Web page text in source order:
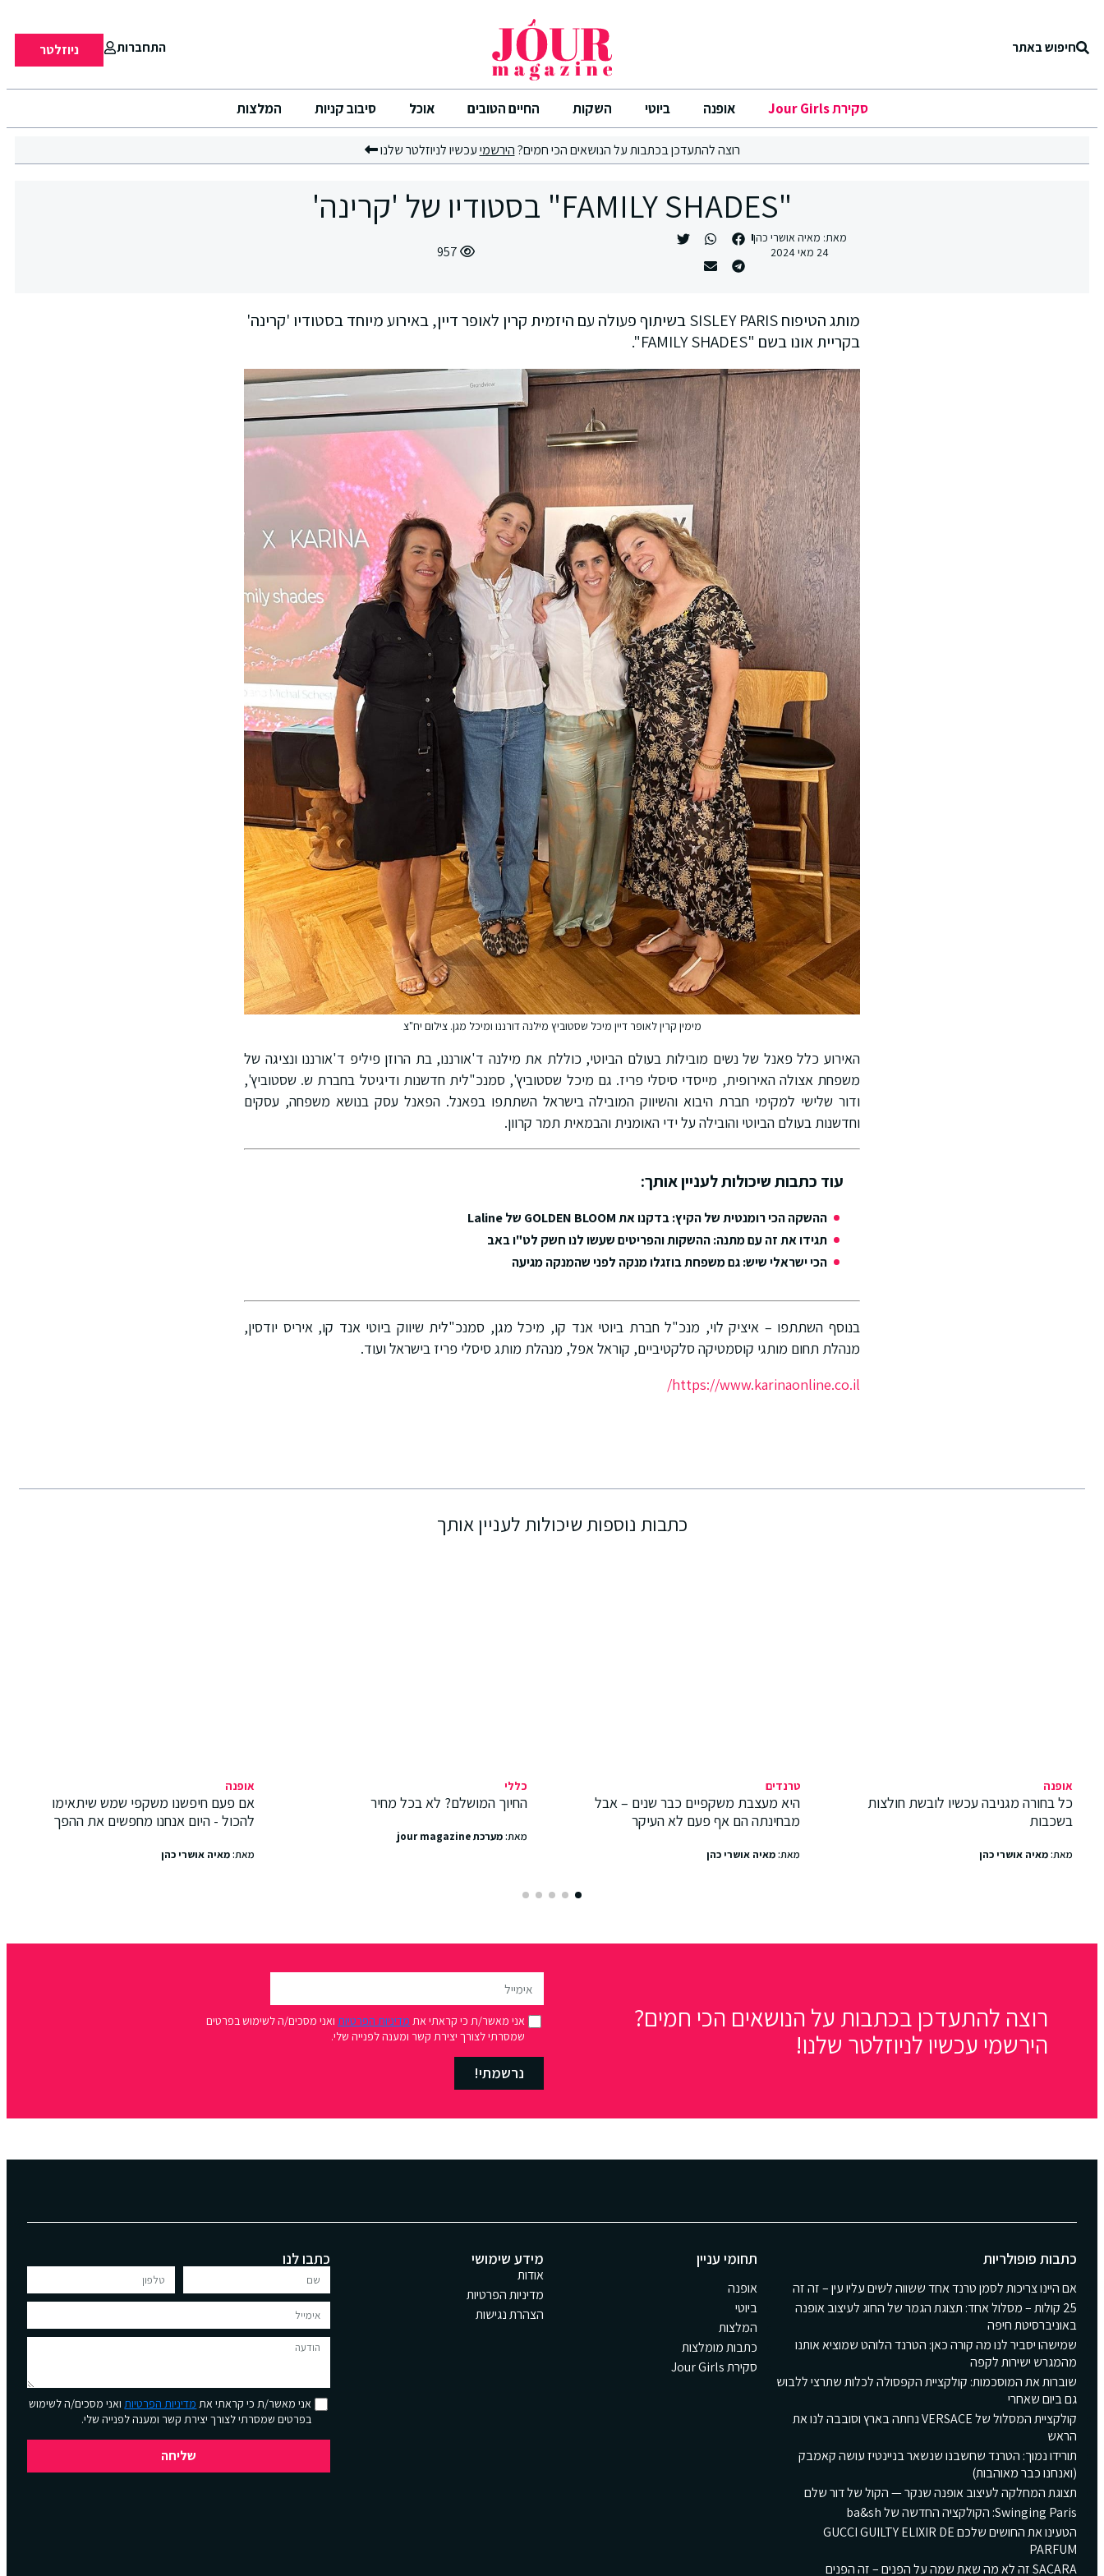
חיפוש באתר התחברות ניוזלטר
סקירת Jour Girls אופנה ביוטי השקות החיים הטובים אוכל סיבוב קניות המלצות
רוצה להתעדכן בכתבות על הנושאים הכי חמים?הירשמיעכשיו לניוזלטר שלנו
"FAMILY SHADES" בסטודיו של 'קרינה'
מאת: מאיה אושרי כהן
24 מאי 2024
957
מותג הטיפוח SISLEY PARIS בשיתוף פעולה עם היזמית קרין לאופר דיין, באירוע מיוחד בסטודיו 'קרינה'
בקריית אונו בשם "FAMILY SHADES".
מימין קרין לאופר דיין מיכל שסטוביץ מילנה דורננו ומיכל מגן. צילום יח"צ
האירוע כלל פאנל של נשים מובילות בעולם הביוטי, כוללת את מילנה ד'אורננו, בת הרוזן פיליפ ד'אורננו ונציגה של
משפחת אצולה האירופית, מייסדי סיסלי פריז. גם מיכל שסטוביץ', סמנכ"לית חדשנות ודיגיטל בחברת ש. שסטוביץ',
ודור שלישי למקימי חברת היבוא והשיווק המובילה בישראל השתתפו בפאנל. הפאנל עסק בנושא משפחה, עסקים
וחדשנות בעולם הביוטי והובילה על ידי האומנית והבמאית תמר קרוון.
עוד כתבות שיכולות לעניין אותך:
ההשקה הכי רומנטית של הקיץ: בדקנו את GOLDEN BLOOM של Laline
תגידו את זה עם מתנה: ההשקות והפריטים שעשו לנו חשק לט"ו באב
הכי ישראלי שיש: גם משפחת בוזגלו מנקה לפני שהמנקה מגיעה
בנוסף השתתפו – איציק לוי, מנכ"ל חברת ביוטי אנד קו, מיכל מגן, סמנכ"לית שיווק ביוטי אנד קו, איריס יודסין,
מנהלת תחום מותגי קוסמטיקה סלקטיביים, קוראל אפל, מנהלת מותג סיסלי פריז בישראל ועוד.
https://www.karinaonline.co.il/
כתבות נוספות שיכולות לעניין אותך
אופנה
כל בחורה מגניבה עכשיו לובשת חולצות
בשכבות
מאת:מאיה אושרי כהן
טרנדים
היא מעצבת משקפיים כבר שנים – אבל
מבחינתה הם אף פעם לא העיקר
מאת:מאיה אושרי כהן
כללי
החיוך המושלם? לא בכל מחיר
מאת:מערכת jour magazine
אופנה
אם פעם חיפשנו משקפי שמש שיתאימו
להכול - היום אנחנו מחפשים את ההפך
מאת:מאיה אושרי כהן
רוצה להתעדכן בכתבות על הנושאים הכי חמים?
הירשמי עכשיו לניוזלטר שלנו!
אני מאשר/ת כי קראתי את מדיניות הפרטיות ואני מסכים/ה לשימוש בפרטים
שמסרתי לצורך יצירת קשר ומענה לפנייה שלי.
נרשמתי!
כתבות פופולריות
אם היינו צריכות לסמן טרנד אחד ששווה לשים עליו עין – זה זה
25 קולות – מסלול אחד: תצוגת הגמר של החוג לעיצוב אופנה
באוניברסיטת חיפה
שמישהו יסביר לנו מה קורה כאן: הטרנד הלוהט שמוציא אותנו
מהמגרש ישירות לקפה
שוברות את המוסכמות: קולקציית הקפסולה לכלות שתרצי ללבוש
גם ביום שאחרי
קולקציית המסלול של VERSACE נחתה בארץ וסובבה לנו את
הראש
תורידו נמוך: הטרנד שחשבנו שנשאר בניינטיז עושה קאמבק
(ואנחנו כבר מאוהבות)
תצוגת המחלקה לעיצוב אופנה שנקר — הקול של דור שלם
Swinging Paris: הקולקציה החדשה של ba&sh
הטעינו את החושים שלכם GUCCI GUILTY ELIXIR DE
PARFUM
SACARA זה לא מה שאת שמה על הפנים – זה הפנים
תחומי עניין
אופנה
ביוטי
המלצות
כתבות מומלצות
סקירת Jour Girls
מידע שימושי
אודות
מדיניות הפרטיות
הצהרת נגישות
כתבו לנו
אני מאשר/ת כי קראתי את מדיניות הפרטיותואני מסכים/ה לשימוש
בפרטים שמסרתי לצורך יצירת קשר ומענה לפנייה שלי.
שליחה